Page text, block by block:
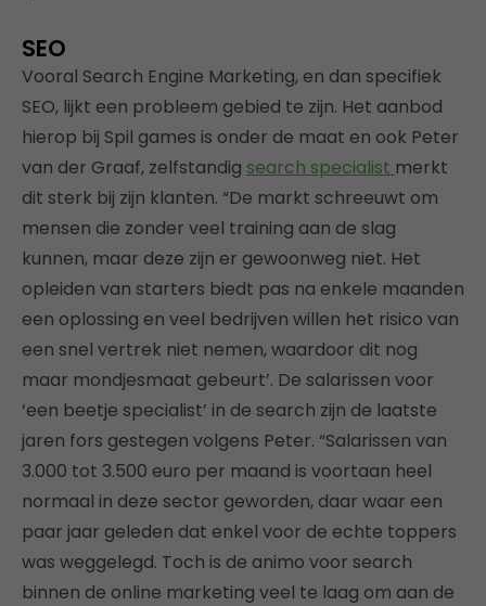
SEO
Vooral Search Engine Marketing, en dan specifiek
SEO, lijkt een probleem gebied te zijn. Het aanbod
hierop bij Spil games is onder de maat en ook Peter
van der Graaf, zelfstandig search specialist merkt
dit sterk bij zijn klanten. “De markt schreeuwt om
mensen die zonder veel training aan de slag
kunnen, maar deze zijn er gewoonweg niet. Het
opleiden van starters biedt pas na enkele maanden
een oplossing en veel bedrijven willen het risico van
een snel vertrek niet nemen, waardoor dit nog
maar mondjesmaat gebeurt’. De salarissen voor
‘een beetje specialist’ in de search zijn de laatste
jaren fors gestegen volgens Peter. “Salarissen van
3.000 tot 3.500 euro per maand is voortaan heel
normaal in deze sector geworden, daar waar een
paar jaar geleden dat enkel voor de echte toppers
was weggelegd. Toch is de animo voor search
binnen de online marketing veel te laag om aan de